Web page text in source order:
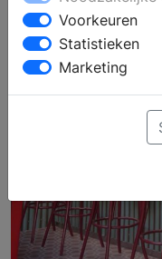
Voorkeuren
Statistieken
Marketing